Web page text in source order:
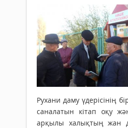
Рухани даму үдерісінің
саналатын кітап оқу
арқылы халықтың жан